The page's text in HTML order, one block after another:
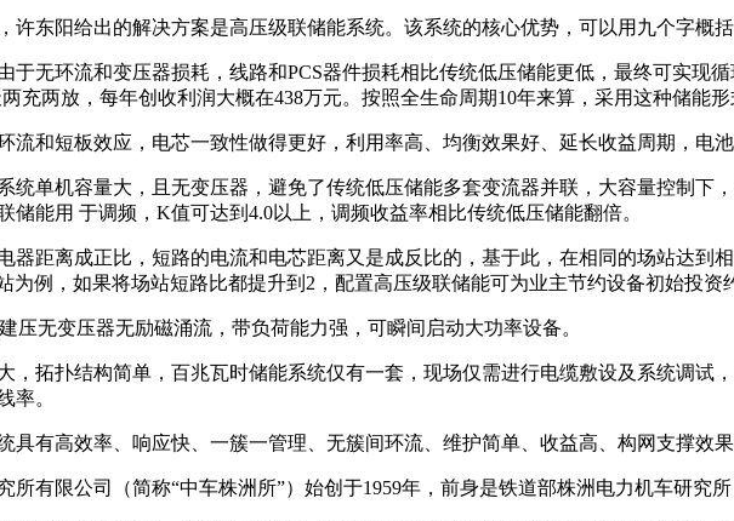
许东阳给出的解决方案是高压级联储能系统。该系统的核心优势，可以用九个字概
于无环流和变压器损耗，线路和PCS器件损耗相比传统低压储能更低，最终可实现循
充两放，每年创收利润大概在438万元。按照全生命周期10年来算，采用这种储能形
流和短板效应，电芯一致性做得更好，利用率高、均衡效果好、延长收益周期，电池
统单机容量大，且无变压器，避免了传统低压储能多套变流器并联，大容量控制下
储能用 于调频，K值可达到4.0以上，调频收益率相比传统低压储能翻倍。
器距离成正比，短路的电流和电芯距离又是成反比的，基于此，在相同的场站达到相
为例，如果将场站短路比都提升到2，配置高压级联储能可为业主节约设备初始投资
压无变压器无励磁涌流，带负荷能力强，可瞬间启动大功率设备。
，拓扑结构简单，百兆瓦时储能系统仅有一套，现场仅需进行电缆敷设及系统调试
率。
具有高效率、响应快、一簇一管理、无簇间环流、维护简单、收益高、构网支撑效果
所有限公司（简称“中车株洲所”）始创于1959年，前身是铁道部株洲电力机车研究